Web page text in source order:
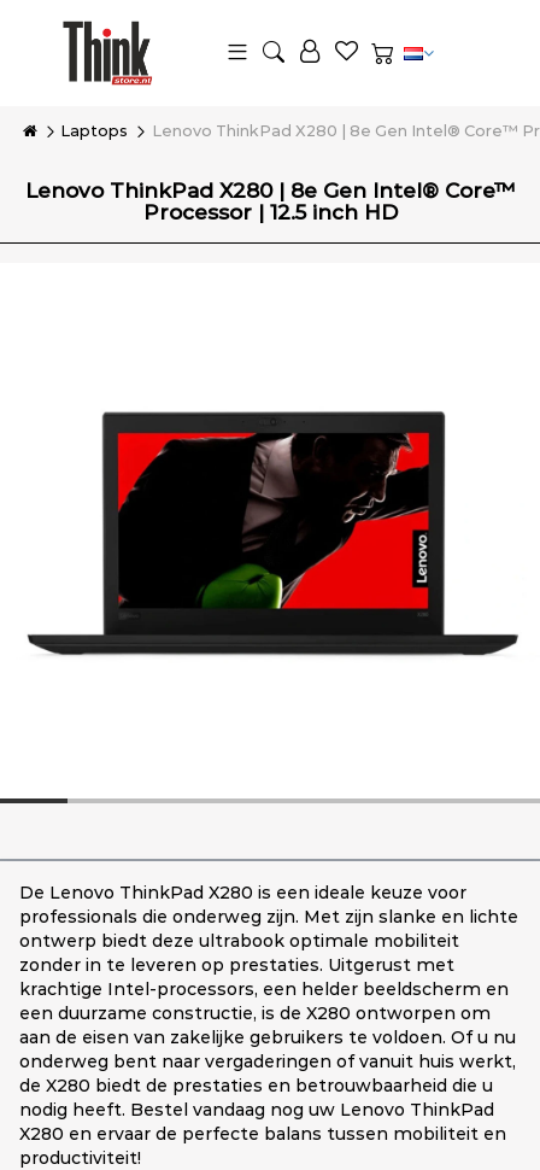
Laptops Lenovo ThinkPad X280 | 8e Gen Intel® Core™
Lenovo ThinkPad X280 | 8e Gen Intel® Core™
Processor | 12.5 inch HD
De Lenovo ThinkPad X280 is een ideale keuze voor
professionals die onderweg zijn. Met zijn slanke en lichte
ontwerp biedt deze ultrabook optimale mobiliteit
zonder in te leveren op prestaties. Uitgerust met
krachtige Intel-processors, een helder beeldscherm en
een duurzame constructie, is de X280 ontworpen om
aan de eisen van zakelijke gebruikers te voldoen. Of u nu
onderweg bent naar vergaderingen of vanuit huis werkt,
de X280 biedt de prestaties en betrouwbaarheid die u
nodig heeft. Bestel vandaag nog uw Lenovo ThinkPad
X280 en ervaar de perfecte balans tussen mobiliteit en
productiviteit!